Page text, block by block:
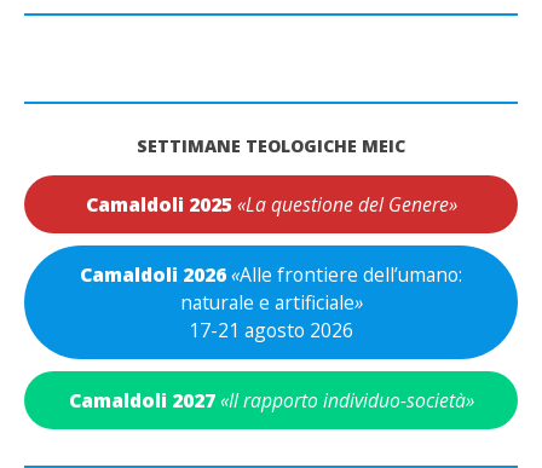
SETTIMANE TEOLOGICHE MEIC
Camaldoli 2025 «La questione del Genere»
Camaldoli 2026«Alle frontiere dell’umano:
naturale e artificiale»
17-21 agosto 2026
Camaldoli 2027 «Il rapporto individuo-società»